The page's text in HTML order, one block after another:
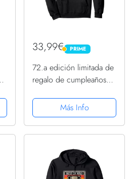
33,99€ PRIME
PRIME
72.a edición limitada de
regalo de cumpleaños
CapuchaMás Info